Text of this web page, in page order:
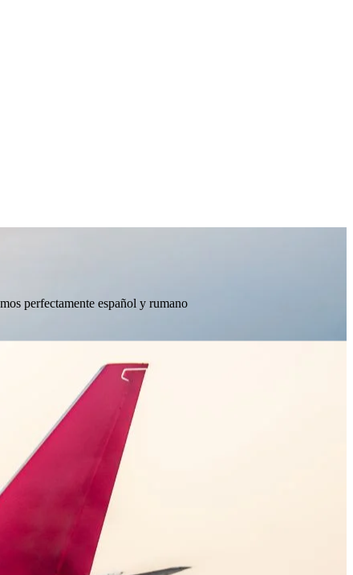
perfectamente español y rumano